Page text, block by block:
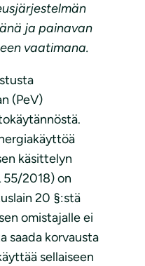
ja painavan
vaatimana.
(PeV)
käsittelyn
55/2018) on
20 §:stä
omistajalle ei
saada korvausta
sellaiseen